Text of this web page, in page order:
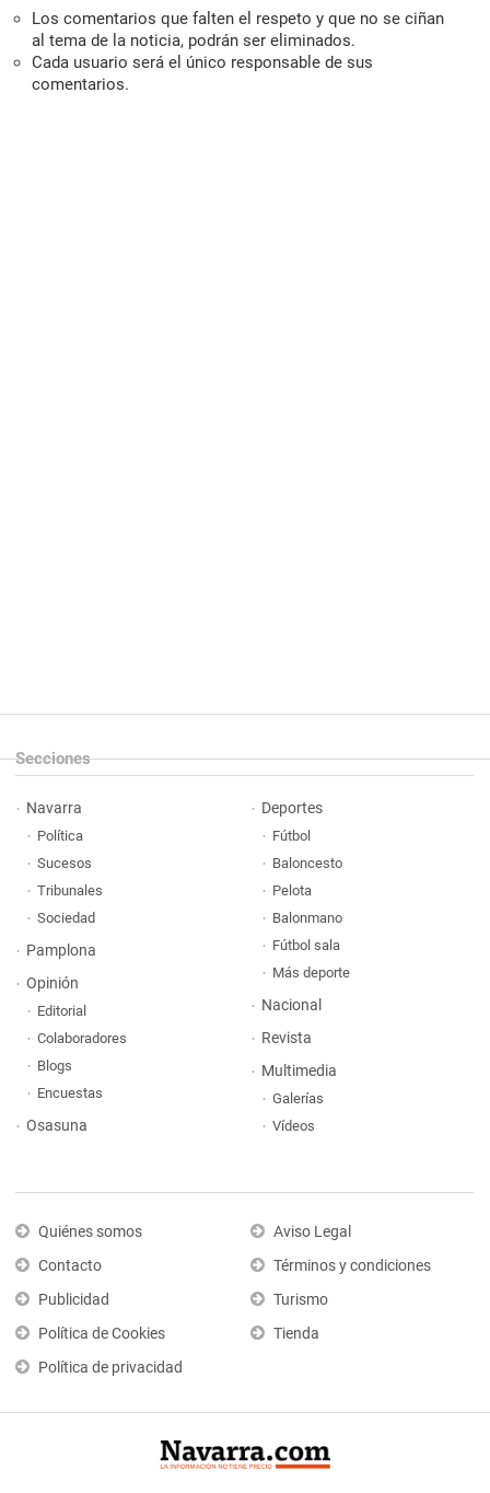
Los comentarios que falten el respeto y que no se ciñan
al tema de la noticia, podrán ser eliminados.
Cada usuario será el único responsable de sus
comentarios.
Secciones
Navarra
Política
Sucesos
Tribunales
Sociedad
Pamplona
Opinión
Editorial
Colaboradores
Blogs
Encuestas
Osasuna
Deportes
Fútbol
Baloncesto
Pelota
Balonmano
Fútbol sala
Más deporte
Nacional
Revista
Multimedia
Galerías
Vídeos
Quiénes somos
Contacto
Publicidad
Política de Cookies
Política de privacidad
Aviso Legal
Términos y condiciones
Turismo
Tienda